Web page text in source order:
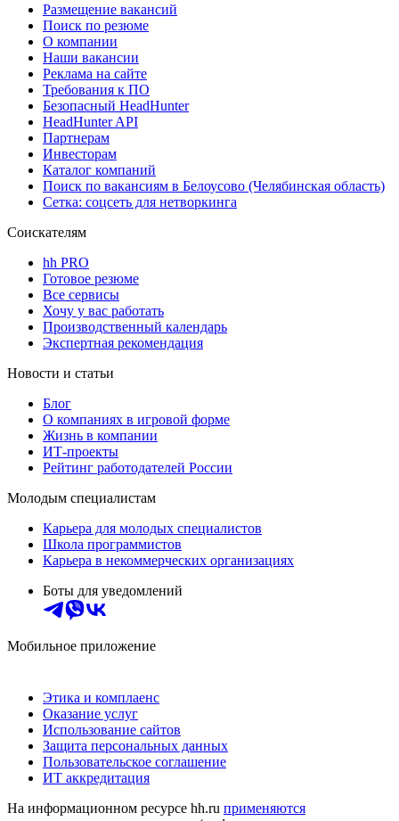
Размещение вакансий
Поиск по резюме
О компании
Наши вакансии
Реклама на сайте
Требования к ПО
Безопасный HeadHunter
HeadHunter API
Партнерам
Инвесторам
Каталог компаний
Поиск по вакансиям в Белоусово (Челябинская область)
Сетка: соцсеть для нетворкинга
Соискателям
hh PRO
Готовое резюме
Все сервисы
Хочу у вас работать
Производственный календарь
Экспертная рекомендация
Новости и статьи
Блог
О компаниях в игровой форме
Жизнь в компании
ИТ-проекты
Рейтинг работодателей России
Молодым специалистам
Карьера для молодых специалистов
Школа программистов
Карьера в некоммерческих организациях
Боты для уведомлений
Мобильное приложение
Этика и комплаенс
Оказание услуг
Использование сайтов
Защита персональных данных
Пользовательское соглашение
ИТ аккредитация
На информационном ресурсе hh.ru применяются